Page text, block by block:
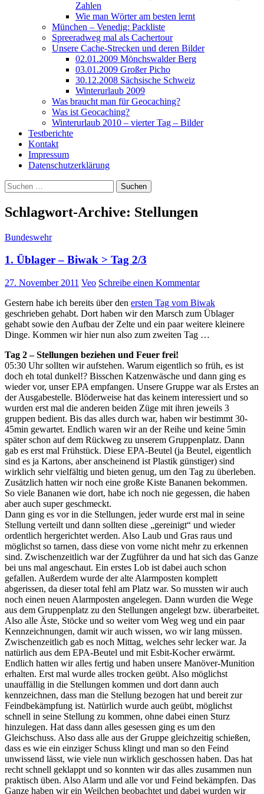
Zahlen
Wie man Wörter am besten lernt
München – Venedig: Packliste
Spreeradweg mal als Cachertour
Unsere Cache-Strecken und deren Bilder
02.01.2009 Mönchswalder Berg
03.01.2009 Großer Picho
30.12.2008 Sächsische Schweiz
Winterurlaub 2009
Was braucht man für Geocaching?
Was ist Geocaching?
Winterurlaub 2010 – vierter Tag – Bilder
Testberichte
Kontakt
Impressum
Datenschutzerklärung
Suchen
nach:
Schlagwort-Archive: Stellungen
Bundeswehr
1. Üblager – Biwak > Tag 2/3
27. November 2011 Veo Schreibe einen Kommentar
Gestern habe ich bereits über den ersten Tag vom Biwak
geschrieben gehabt. Dort haben wir den Marsch zum Üblager
gehabt sowie den Aufbau der Zelte und ein paar weitere kleinere
Dinge. Kommen wir hier nun also zum zweiten Tag …
Tag 2 – Stellungen beziehen und Feuer frei!
05:30 Uhr sollten wir aufstehen. Warum eigentlich so früh, es ist
doch eh total dunkel!? Bisschen Katzenwäsche und dann ging es
wieder vor, unser EPA empfangen. Unsere Gruppe war als Erstes an
der Ausgabestelle. Blöderweise hat das keinem interessiert und so
wurden erst mal die anderen beiden Züge mit ihren jeweils 3
gruppen bedient. Bis das alles durch war, haben wir bestimmt 30-
45min gewartet. Endlich waren wir an der Reihe und keine 5min
später schon auf dem Rückweg zu unserem Gruppenplatz. Dann
gab es erst mal Frühstück. Diese EPA-Beutel (ja Beutel, eigentlich
sind es ja Kartons, aber anscheinend ist Plastik günstiger) sind
wirklich sehr vielfältig und bieten genug, um den Tag zu überleben.
Zusätzlich hatten wir noch eine große Kiste Bananen bekommen.
So viele Bananen wie dort, habe ich noch nie gegessen, die haben
aber auch super geschmeckt.
Dann ging es vor in die Stellungen, jeder wurde erst mal in seine
Stellung verteilt und dann sollten diese „gereinigt“ und wieder
ordentlich hergerichtet werden. Also Laub und Gras raus und
möglichst so tarnen, dass diese von vorne nicht mehr zu erkennen
sind. Zwischenzeitlich war der Zugführer da und hat sich das Ganze
bei uns mal angeschaut. Ein erstes Lob ist dabei auch schon
gefallen. Außerdem wurde der alte Alarmposten komplett
abgerissen, da dieser total fehl am Platz war. So mussten wir auch
noch einen neuen Alarmposten angelegen. Dann wurden die Wege
aus dem Gruppenplatz zu den Stellungen angelegt bzw. überarbeitet.
Also alle Äste, Stöcke und so weiter vom Weg weg und ein paar
Kennzeichnungen, damit wir auch wissen, wo wir lang müssen.
Zwischenzeitlich gab es noch Mittag, welches sehr lecker war. Ja
natürlich aus dem EPA-Beutel und mit Esbit-Kocher erwärmt.
Endlich hatten wir alles fertig und haben unsere Manöver-Munition
erhalten. Erst mal wurde alles trocken geübt. Also möglichst
unauffällig in die Stellungen kommen und dort dann auch
kennzeichnen, dass man die Stellung bezogen hat und bereit zur
Feindbekämpfung ist. Natürlich wurde auch geübt, möglichst
schnell in seine Stellung zu kommen, ohne dabei einen Sturz
hinzulegen. Hat dass dann alles gesessen ging es um den
Gleichschuss. Also dass alle aus der Gruppe gleichzeitig schießen,
dass es wie ein einziger Schuss klingt und man so den Feind
unwissend lässt, wie viele nun wirklich geschossen haben. Das hat
recht schnell geklappt und so konnten wir das alles zusammen nun
praktisch üben. Also Alarm und alle vor und Feind bekämpfen. Das
Ganze haben wir ein Weilchen beobachtet und dabei wurden wir